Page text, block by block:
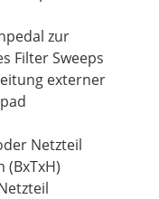
zur
Filter Sweeps
externer
Netzteil
(BxTxH)